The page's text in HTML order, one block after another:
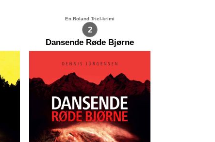
2
En Roland Triel-krimi
Dansende Røde Bjørne